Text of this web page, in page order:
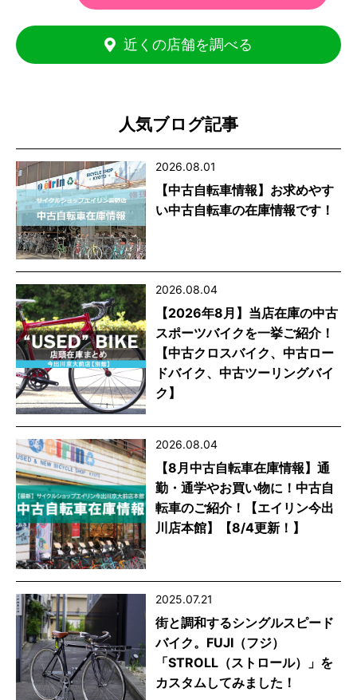
近くの店舗を調べる
人気ブログ記事
2026.08.01
【中古自転車情報】お求めやす
い中古自転車の在庫情報です！
2026.08.04
【2026年8月】当店在庫の中古
スポーツバイクを一挙ご紹介！
【中古クロスバイク、中古ロー
ドバイク、中古ツーリングバイ
ク】
2026.08.04
【8月中古自転車在庫情報】通
勤・通学やお買い物に！中古自
転車のご紹介！【エイリン今出
川店本館】【8/4更新！】
2025.07.21
街と調和するシングルスピード
バイク。FUJI（フジ）
「STROLL（ストロール）」を
カスタムしてみました！